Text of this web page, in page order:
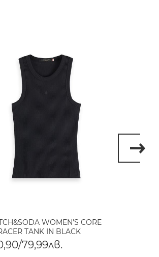
WOMEN'S CORE
TANK IN BLACK
79,99лв.